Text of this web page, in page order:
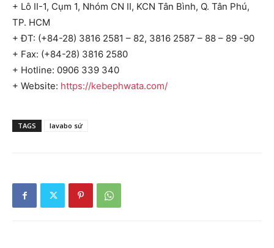
+ Lô II-1, Cụm 1, Nhóm CN II, KCN Tân Bình, Q. Tân Phú,
TP. HCM
+ ĐT: (+84-28) 3816 2581 – 82, 3816 2587 – 88 – 89 -90
+ Fax: (+84-28) 3816 2580
+ Hotline: 0906 339 340
+ Website: https://kebephwata.com/
TAGS lavabo sứ